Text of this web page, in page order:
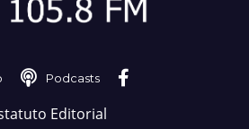
Podcasts
Editorial